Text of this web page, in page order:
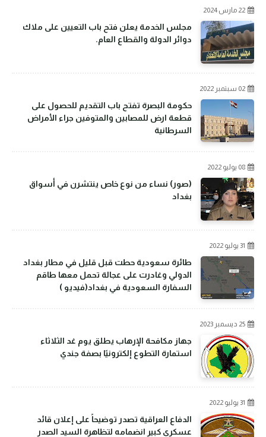
22 مارس 2024
مجلس الخدمة يعلن فتح باب التعيين على ملاك
دوائر الدولة والقطاع العام.
02 سبتمبر 2022
حكومة البصرة تفتح باب التقديم للحصول على
قطعة ارض للمصابين والمتوفين جراء الأمراض
السرطانية
08 يوليو 2022
(صور) نساء من نوع خاص ينتشرن في أسواق
بغداد
31 يوليو 2022
طائرة سعودية حطت قبل قليل في مطار بغداد
الدولي وغادرت على عجالة تحمل معها طاقم
السفارة السعودية في بغداد(فيديو )
25 ديسمبر 2023
جهاز مكافحة الإرهاب يطلق يوم غد الثلاثاء
استمارة التطوع إلكترونيًا بصفة جندي
31 يوليو 2022
الدفاع العراقية تصدر توضيحاً على إعلان قائد
عسكري كبير انضمامه لتظاهرة السيد الصدر